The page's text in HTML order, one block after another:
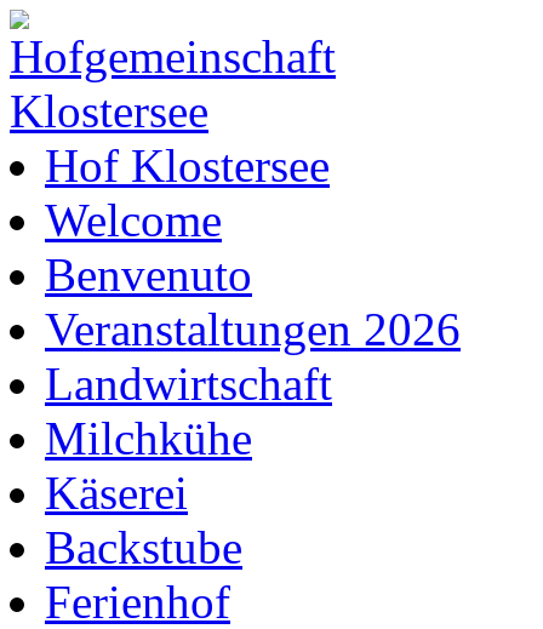
Hof Klostersee
Welcome
Benvenuto
Veranstaltungen 2026
Landwirtschaft
Milchkühe
Käserei
Backstube
Ferienhof